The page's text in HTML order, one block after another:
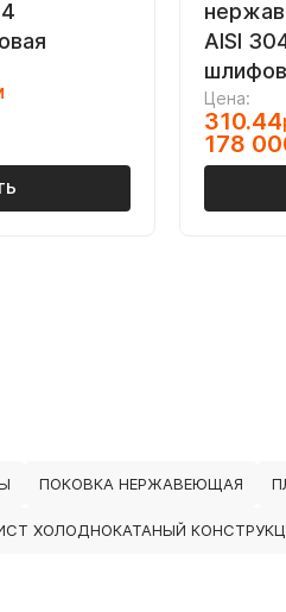
AISI
Цена:
310.44
178
ПОКОВКА НЕРЖАВЕЮЩАЯ
ХОЛОДНОКАТАНЫЙ